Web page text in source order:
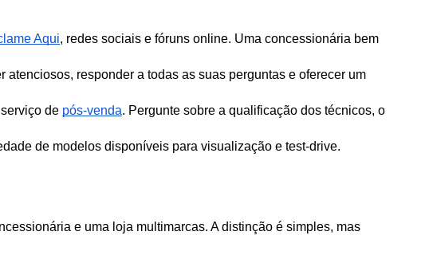
Aqui, redes sociais e fóruns online. Uma concessionária bem
responder a todas as suas perguntas e oferecer um
de pós-venda. Pergunte sobre a qualificação dos técnicos, o
de modelos disponíveis para visualização e test-drive.
e uma loja multimarcas. A distinção é simples, mas